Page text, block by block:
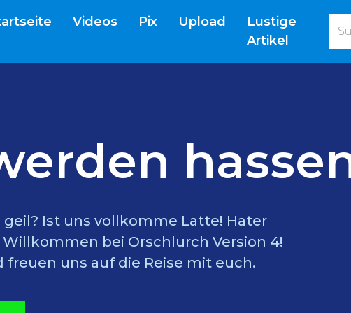
(current)
Videos Pix Upload
Lustige
Artikel
geil? Ist uns vollkomme Latte! Hater
bei Orschlurch Version 4!
freuen uns auf die Reise mit euch.